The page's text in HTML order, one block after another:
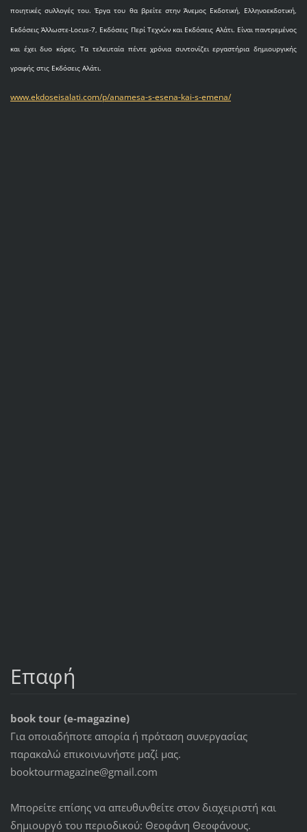
ποιητικές συλλογές του. Έργα του θα βρείτε στην Άνεμος Εκδοτική, Ελληνοεκδοτική,
Εκδόσεις Άλλωστε-Locus-7, Εκδόσεις Περί Τεχνών και Εκδόσεις Αλάτι. Είναι παντρεμένος
και έχει δυο κόρες. Τα τελευταία πέντε χρόνια συντονίζει εργαστήρια δημιουργικής
γραφής στις Εκδόσεις Αλάτι.
www.ekdoseisalati.com/p/anamesa-s-esena-kai-s-emena/
Επαφή
book tour (e-magazine)
Για οποιαδήποτε απορία ή πρόταση συνεργασίας
παρακαλώ επικοινωνήστε μαζί μας.
booktourmagazine@gmail.com
Μπορείτε επίσης να απευθυνθείτε στον διαχειριστή και
δημιουργό του περιοδικού: Θεοφάνη Θεοφάνους.